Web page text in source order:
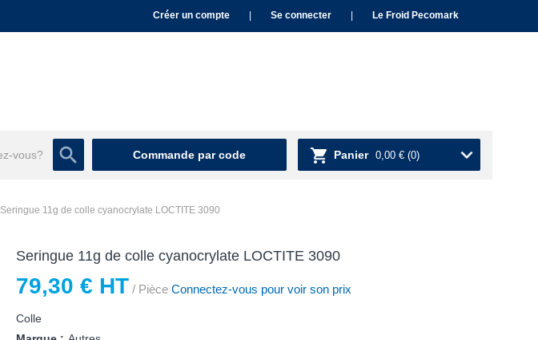
Créer un compte Se connecter Le Froid Pecomark
Commande par code Panier 0,00 € (0)
Seringue 11g de colle cyanocrylate LOCTITE 3090
Seringue 11g de colle cyanocrylate LOCTITE 3090
79,30 € HT / Pièce Connectez-vous pour voir son prix
Colle